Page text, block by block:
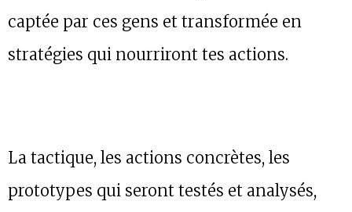
captée par ces gens et transformée en
stratégies qui nourriront tes actions.
La tactique, les actions concrètes, les
prototypes qui seront testés et analysés,